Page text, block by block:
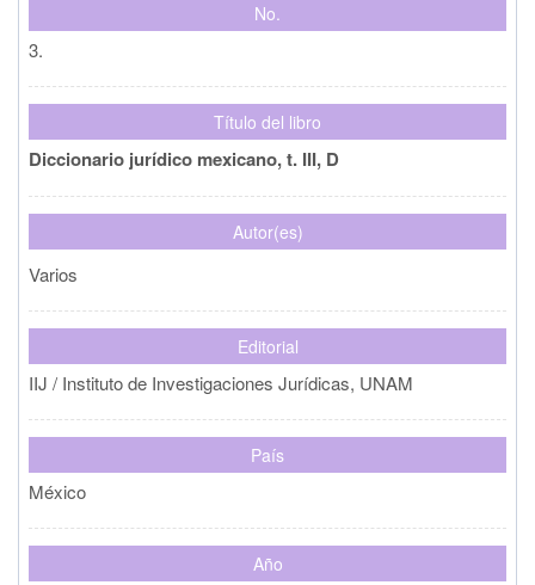
No.
3.
Título del libro
Diccionario jurídico mexicano, t. III, D
Autor(es)
Varios
Editorial
IIJ / Instituto de Investigaciones Jurídicas, UNAM
País
México
Año